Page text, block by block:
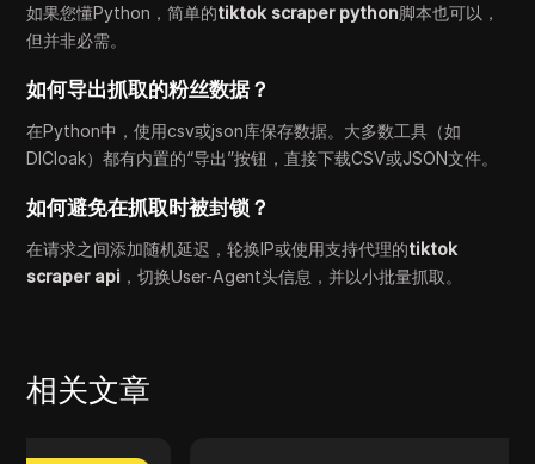
如果您懂Python，简单的tiktok scraper python脚本也可以，
但并非必需。
如何导出抓取的粉丝数据？
在Python中，使用csv或json库保存数据。大多数工具（如
DICloak）都有内置的“导出”按钮，直接下载CSV或JSON文件。
如何避免在抓取时被封锁？
在请求之间添加随机延迟，轮换IP或使用支持代理的tiktok
scraper api ，切换User-Agent头信息，并以小批量抓取。
相关文章